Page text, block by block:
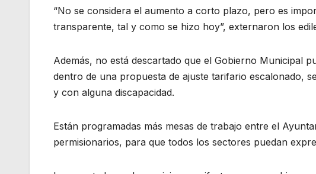
“No se considera el aumento a corto plazo, pero es
transparente, tal y como se hizo hoy”, externaron los
Además, no está descartado que el Gobierno Municipal
dentro de una propuesta de ajuste tarifario escalonado,
y con alguna discapacidad.
Están programadas más mesas de trabajo entre el
permisionarios, para que todos los sectores puedan